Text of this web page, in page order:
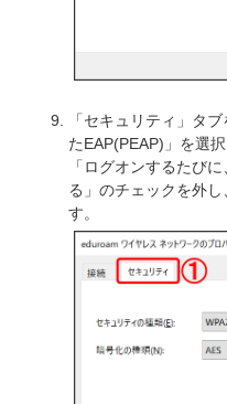
「セキュリティ」タ
たEAP(PEAP)」を選択
「ログオンするたび
る」のチェックを外
す。